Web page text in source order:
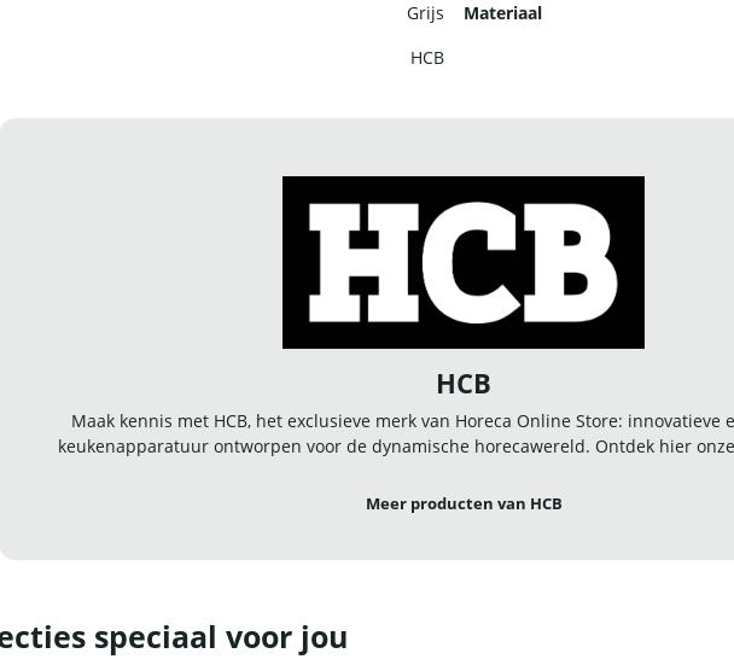
Grijs Materiaal
HCB
HCB
Maak kennis met HCB, het exclusieve merk van Horeca Online Store: innovatieve
keukenapparatuur ontworpen voor de dynamische horecawereld. Ontdek hier
Meer producten van HCB
speciaal voor jou